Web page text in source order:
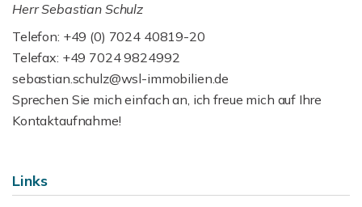
Herr Sebastian Schulz
Telefon: +49 (0) 7024 40819-20
Telefax: +49 7024 9824992
sebastian.schulz@wsl-immobilien.de
Sprechen Sie mich einfach an, ich freue mich auf Ihre
Kontaktaufnahme!
Links